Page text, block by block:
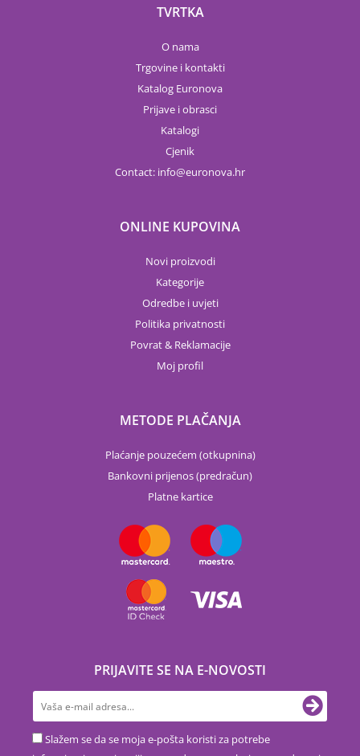
TVRTKA
O nama
Trgovine i kontakti
Katalog Euronova
Prijave i obrasci
Katalogi
Cjenik
Contact: info euronova.hr
ONLINE KUPOVINA
Novi proizvodi
Kategorije
Odredbe i uvjeti
Politika privatnosti
Povrat & Reklamacije
Moj profil
METODE PLAČANJA
Plaćanje pouzećem (otkupnina)
Bankovni prijenos (predračun)
Platne kartice
PRIJAVITE SE NA E-NOVOSTI
Slažem se da se moja e-pošta koristi za potrebe